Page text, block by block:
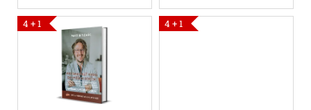
4 + 1 4 + 1